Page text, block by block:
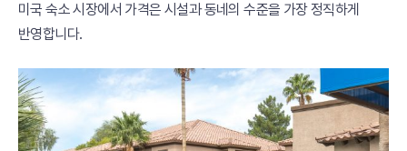
미국 숙소 시장에서 가격은 시설과 동네의 수준을 가장 정직하게
반영합니다.